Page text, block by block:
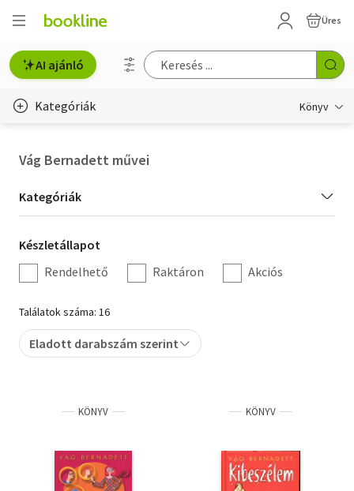
Üres
AI ajánló
Kategóriák Könyv
Hobbi, szabadidő
Irodalom
Művészet
Szakkönyv
Tankönyv, segédkönyv
Társadalomtudomány
Természettudomány
Vág Bernadett művei
Kategória
szűrés
Kategóriák
Készletállapot
szűrés
Készletállapot
Rendelhető
Raktáron Akciós
Találatok száma: 16
Eladott darabszám szerint
KÖNYV KÖNYV